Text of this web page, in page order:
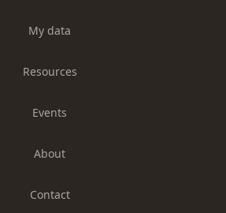
My data
Resources
Events
About
Contact